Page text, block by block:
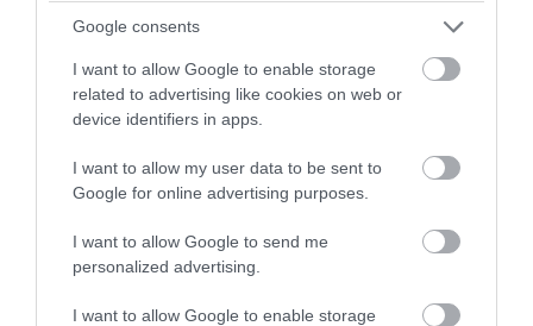
Google consents
I want to allow Google to enable storage
related to advertising like cookies on web or
device identifiers in apps.
I want to allow my user data to be sent to
Google for online advertising purposes.
I want to allow Google to send me
personalized advertising.
I want to allow Google to enable storage
A pünkösdi hosszú hétvége jó alkalom
arra, hogy néhány napra kiszakadjunk a
6 program a pünkösdi hosszú
hétvégére az ország minden…